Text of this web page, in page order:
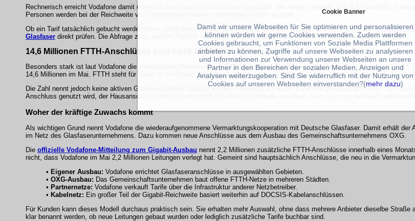
Rechnerisch erreicht Vodafone damit ungefähr drei Viertel der deutschen Haushalte. Die Angabe bezieht sich auf Haushalte,
Personen werden bei der Reichweite von Festnetzanschlüssen üblicherweise nicht gezählt.
Ob ein Tarif tatsächlich gebucht werden kann, hängt weiterhin von der jeweiligen Adresse ab. Interessierte können dieVodafone-
Glasfaser direkt prüfen. Die Abfrage zeigt, welche Technik und welche Geschwindigkeit am eigenen Standort angeboten werden.
14,6 Millionen FTTH-Anschlüsse sind nicht 14,6 Millionen Kunden
Besonders stark ist laut Vodafone die vermarktbare Reichweite beiFTTH-Glasfaseranschlüssengestiegen. Sie erhöhte sich von
14,6 Millionen im Mai. FTTH steht für "Fiber to the Home". Die Glasfaserleitung reicht dabei bis in das Gebäude oder direkt bis in
Die Zahl nennt jedoch keine aktiven Glasfaserkunden. Erfasst werden Adressen, an denen Vodafone grundsätzlich einen Tarif
Anschluss genutzt wird, der Hausanschluss fertig ist oder noch Arbeiten im Gebäude anstehen, lässt sich aus der
Woher der kräftige Zuwachs kommt
Als wichtigen Grund nennt Vodafone die wiederaufgenommene Vermarktungskooperation mit Deutsche Glasfaser. Damit erhält der
im Netz des Glasfaserunternehmens. Dazu kommen neue Anschlüsse aus dem Ausbau des Gemeinschaftsunternehmens OXG.
Die offizielle Vodafone-Mitteilung zum Gigabit-Ausbau nennt 2,2 Millionen zusätzliche FTTH-Anschlüsse innerhalb eines
nicht, dass Vodafone im Mai 2,2 Millionen Leitungen verlegt hat. Gemeint sind hauptsächlich Anschlüsse, die neu in die
• Eigener Ausbau: Vodafone errichtet Glasfaseranschlüsse in ausgewählten Gebieten.
• OXG-Ausbau: Das Gemeinschaftsunternehmen baut offene FTTH-Netze in mehreren Städten.
• Partnernetze: Vodafone verkauft Tarife über die Infrastruktur anderer Netzbetreiber.
• Kabelnetz: Ein großer Teil der Gigabit-Reichweite basiert weiterhin auf DOCSIS-Kabelanschlüssen.
Für Kunden kann dieses Modell durchaus praktisch sein. Sie erhalten mehr Auswahl, ohne dass mehrere Anbieter dieselbe Straße
klar benannt werden, ob neue Leitungen gebaut wurden oder lediglich zusätzliche Tarife buchbar sind.
Cookie Banner
Damit wir unsere Webseiten für Sie optimieren und personalisieren
können würden wir gerne Cookies verwenden. Zudem werden
Cookies gebraucht, um Funktionen von Soziale Media Plattformen
anbieten zu können, Zugriffe auf unsere Webseiten zu analysieren
und Informationen zur Verwendung unserer Webseiten an unsere
Partner in den Bereichen der sozialen Medien, Anzeigen und
Analysen weiterzugeben. Sind Sie widerruflich mit der Nutzung von
Cookies auf unseren Webseiten einverstanden?(mehr dazu)